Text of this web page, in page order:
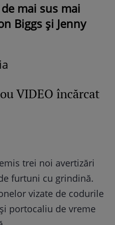
mai sus mai
Biggs și Jenny
VIDEO încărcat
trei noi avertizări
furtuni cu grindină.
vizate de codurile
portocaliu de vreme